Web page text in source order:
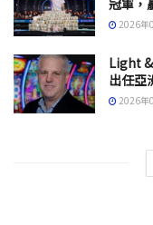
2026年
Light
出任亞
2026年